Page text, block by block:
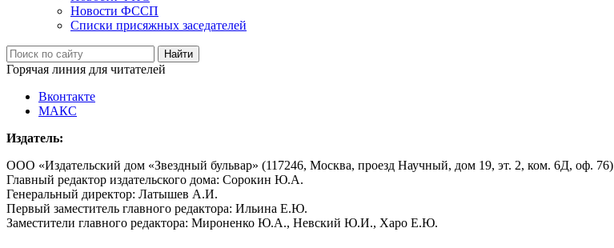
Новости ФССП
Списки присяжных заседателей
Горячая линия для читателей
Вконтакте
МАКС
Издатель:
ООО «Издательский дом «Звездный бульвар» (117246, Москва, проезд Научный, дом 19, эт. 2, ком. 6Д, оф. 76)
Главный редактор издательского дома: Сорокин Ю.А.
Генеральный директор: Латышев А.И.
Первый заместитель главного редактора: Ильина Е.Ю.
Заместители главного редактора: Мироненко Ю.А., Невский Ю.И., Харо Е.Ю.